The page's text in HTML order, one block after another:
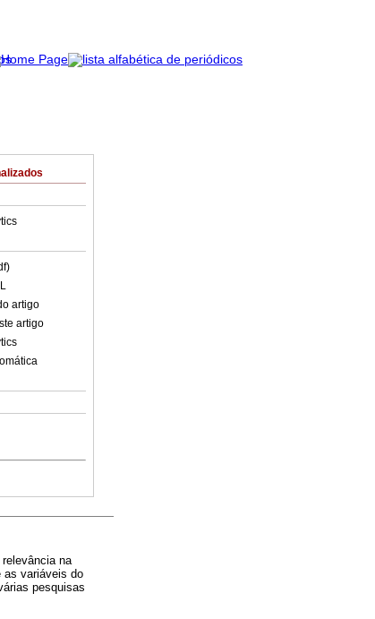
artigo
artigo
na
as variáveis do
pesquisas